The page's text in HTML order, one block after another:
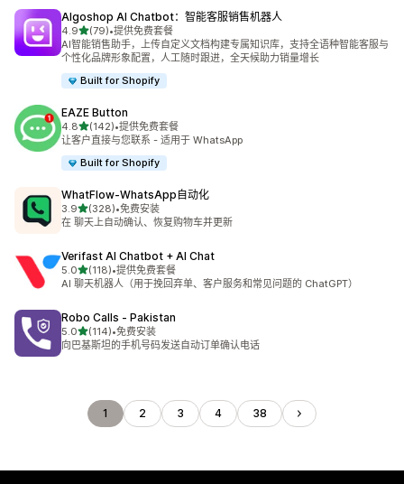
Algoshop AI Chatbot：智能客服销售机器人
4.9星（满分 5 星）
(79)
总共 79 条评论
•提供免费套餐
AI智能销售助手，上传自定义文档构建专属知识库，支持全语种智能客服与
个性化品牌形象配置，人工随时跟进，全天候助力销量增长
Built for Shopify
EAZE Button
4.8星（满分 5 星）
(142)
总共 142 条评论
•提供免费套餐
让客户直接与您联系 - 适用于 WhatsApp
Built for Shopify
WhatFlow‑WhatsApp自动化
3.9星（满分 5 星）
(328)
总共 328 条评论
•免费安装
在 聊天上自动确认、恢复购物车并更新
Verifast AI Chatbot + AI Chat
5.0星（满分 5 星）
(118)
总共 118 条评论
•提供免费套餐
AI 聊天机器人（用于挽回弃单、客户服务和常见问题的 ChatGPT）
Robo Calls ‑ Pakistan
5.0星（满分 5 星）
(114)
总共 114 条评论
•免费安装
向巴基斯坦的手机号码发送自动订单确认电话
1 2 3 4 38